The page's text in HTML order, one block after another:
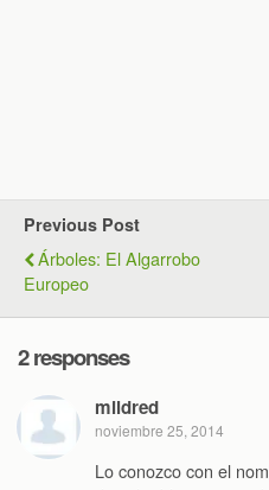
Previous Post
Árboles: El Algarrobo
Europeo
2 responses
mildred
noviembre 25, 2014
Lo conozco con el